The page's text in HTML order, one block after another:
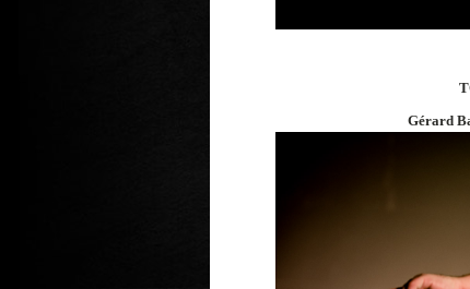
Gérard